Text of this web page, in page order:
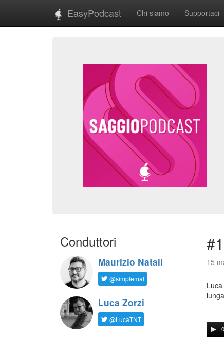
EasyPodcast Chi siamo Supportaci
Conduttori
Maurizio Natali
@simplemal
Luca Zorzi
@LucaTNT
15